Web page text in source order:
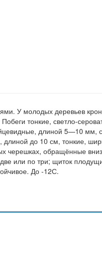
У молодых деревьев
тонкие, светло-
длиной 5—10 мм,
длиной до 10 см, тонкие,
черешках, обращённые
или по три; щиток
До -12С.